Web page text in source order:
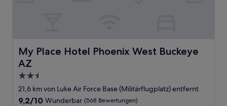
My Place Hotel Phoenix West Buckeye
AZ
My Place Hotel Phoenix West Buckeye AZ
2.5-
Sterne-
Unterkunft
21,6 km von Luke Air Force Base (Militärflugplatz) entfernt
9.2
9,2/10 Wunderbar (568 Bewertungen)